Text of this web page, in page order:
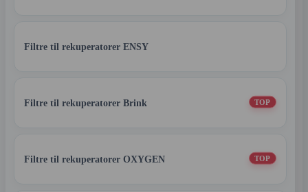
Filtre til rekuperatorer ENSY
Filtre til rekuperatorer Brink TOP
Filtre til rekuperatorer OXYGEN TOP